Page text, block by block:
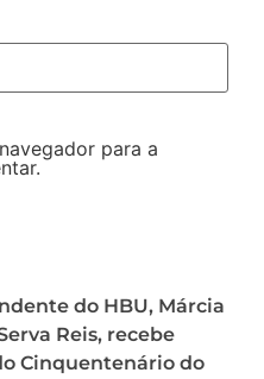
para a
do HBU, Márcia
Reis, recebe
Cinquentenário do